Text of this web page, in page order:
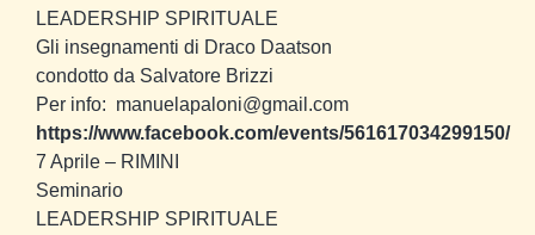
LEADERSHIP SPIRITUALE
Gli insegnamenti di Draco Daatson
condotto da Salvatore Brizzi
Per info: manuelapaloni@gmail.com
https://www.facebook.com/events/561617034299150/
7 Aprile – RIMINI
Seminario
LEADERSHIP SPIRITUALE